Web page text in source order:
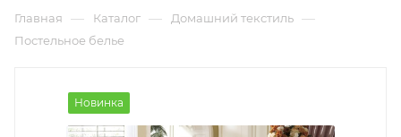
Главная — Каталог — Домашний текстиль —
Постельное белье
Новинка